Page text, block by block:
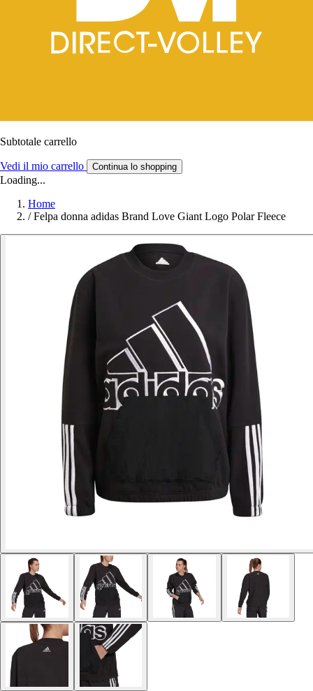
Subtotale carrello
Vedi il mio carrello Continua lo shopping
Loading...
Home
/ Felpa donna adidas Brand Love Giant Logo Polar Fleece